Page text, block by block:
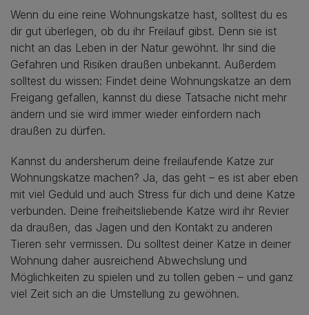
Wenn du eine reine Wohnungskatze hast, solltest du es
dir gut überlegen, ob du ihr Freilauf gibst. Denn sie ist
nicht an das Leben in der Natur gewöhnt. Ihr sind die
Gefahren und Risiken draußen unbekannt. Außerdem
solltest du wissen: Findet deine Wohnungskatze an dem
Freigang gefallen, kannst du diese Tatsache nicht mehr
ändern und sie wird immer wieder einfordern nach
draußen zu dürfen.
Kannst du andersherum deine freilaufende Katze zur
Wohnungskatze machen? Ja, das geht – es ist aber eben
mit viel Geduld und auch Stress für dich und deine Katze
verbunden. Deine freiheitsliebende Katze wird ihr Revier
da draußen, das Jagen und den Kontakt zu anderen
Tieren sehr vermissen. Du solltest deiner Katze in deiner
Wohnung daher ausreichend Abwechslung und
Möglichkeiten zu spielen und zu tollen geben – und ganz
viel Zeit sich an die Umstellung zu gewöhnen.